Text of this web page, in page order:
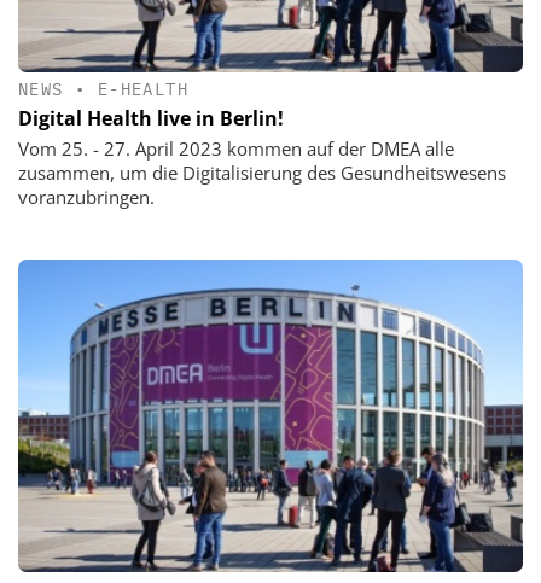
NEWS • E-HEALTH
Digital Health live in Berlin!
Vom 25. - 27. April 2023 kommen auf der DMEA alle
zusammen, um die Digitalisierung des Gesundheitswesens
voranzubringen.